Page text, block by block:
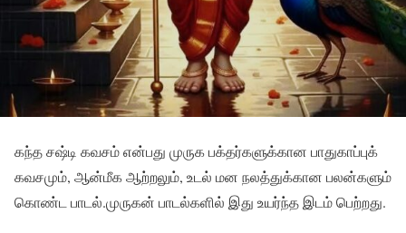
கந்த சஷ்டி கவசம் என்பது முருக பக்தர்களுக்கான பாதுகாப்புக்
கவசமும், ஆன்மீக ஆற்றலும், உடல் மன நலத்துக்கான பலன்களும்
கொண்ட பாடல்.முருகன் பாடல்களில் இது உயர்ந்த இடம் பெற்றது.